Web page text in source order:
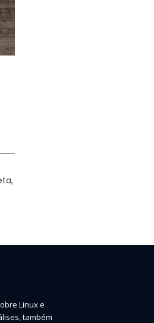
Linux e
também